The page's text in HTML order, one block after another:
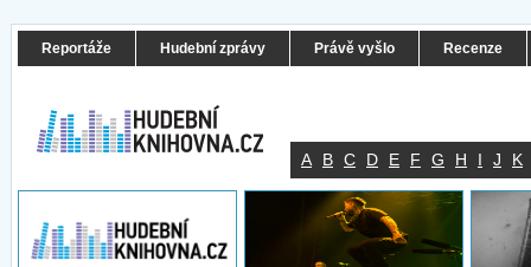
Reportáže Hudební zprávy Právě vyšlo Recenze
A B C D E F G H I J K